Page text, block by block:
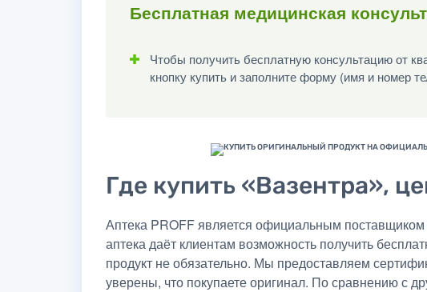
Бесплатная медицинская
Чтобы получить бесплатную консультацию от
кнопку купить и заполните форму (имя и номер
Где купить «Вазентра»,
Аптека PROFF является официальным
аптека даёт клиентам возможность получить
продукт не обязательно. Мы предоставляем
уверены, что покупаете оригинал. По сравнению с